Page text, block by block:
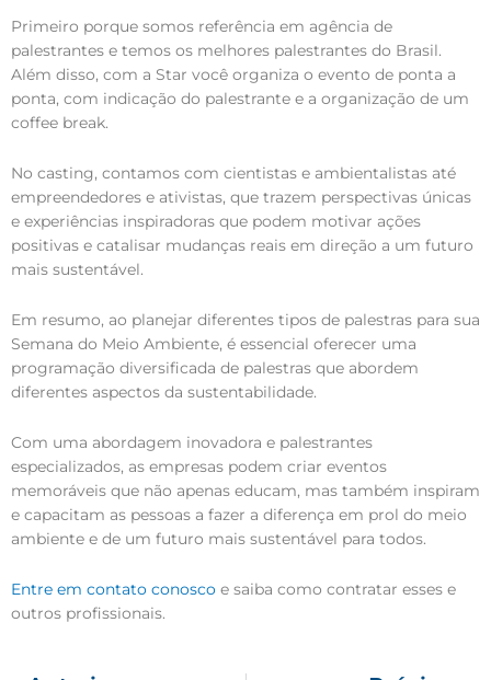
Primeiro porque somos referência em agência de
palestrantes e temos os melhores palestrantes do Brasil.
Além disso, com a Star você organiza o evento de ponta a
ponta, com indicação do palestrante e a organização de um
coffee break.
No casting, contamos com cientistas e ambientalistas até
empreendedores e ativistas, que trazem perspectivas únicas
e experiências inspiradoras que podem motivar ações
positivas e catalisar mudanças reais em direção a um futuro
mais sustentável.
Em resumo, ao planejar diferentes tipos de palestras para sua
Semana do Meio Ambiente, é essencial oferecer uma
programação diversificada de palestras que abordem
diferentes aspectos da sustentabilidade.
Com uma abordagem inovadora e palestrantes
especializados, as empresas podem criar eventos
memoráveis que não apenas educam, mas também inspiram
e capacitam as pessoas a fazer a diferença em prol do meio
ambiente e de um futuro mais sustentável para todos.
Entre em contato conosco e saiba como contratar esses e
outros profissionais.